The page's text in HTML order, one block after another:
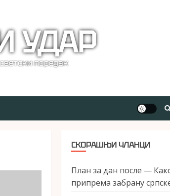
УДАР
поредак
СКОРАШЊИ ЧЛАНЦИ
План за дан после —
припрема забрану